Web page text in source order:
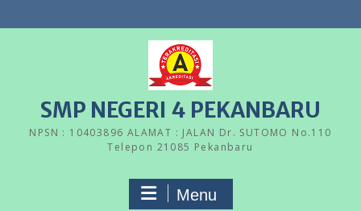
to
SMP NEGERI 4 PEKANBARU
NPSN : 10403896 ALAMAT : JALAN Dr. SUTOMO No.110
Telepon 21085 Pekanbaru
Menu